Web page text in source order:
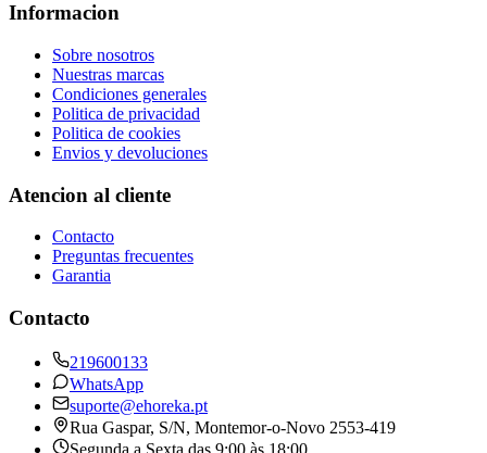
Informacion
Sobre nosotros
Nuestras marcas
Condiciones generales
Politica de privacidad
Politica de cookies
Envios y devoluciones
Atencion al cliente
Contacto
Preguntas frecuentes
Garantia
Contacto
219600133
WhatsApp
suporte@ehoreka.pt
Rua Gaspar, S/N, Montemor-o-Novo 2553-419
Segunda a Sexta das 9:00 às 18:00